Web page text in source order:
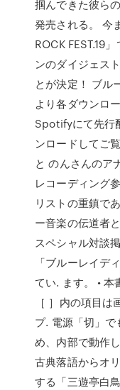
掴んできた彼ら
発売される。 今
ROCK FEST.19
ンのダイジェス
とが決定！ ブル
より各ダウンロ
Spotifyにて先行
ンロードしてご
と のんさんのア
レコーディング
リストの重鎮で
ー音楽の伝道者
スペシャル対談
「ブルーレイデ
てい. ます。 • 本
［ ］内の項目
プ. 電源「切」
め、内部で動作
古典落語からオ
する「三遊亭白